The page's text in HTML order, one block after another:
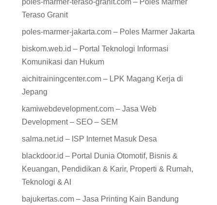
Teraso Granit
poles-marmer-jakarta.com – Poles Marmer Jakarta
biskom.web.id – Portal Teknologi Informasi
Komunikasi dan Hukum
aichitrainingcenter.com – LPK Magang Kerja di
Jepang
kamiwebdevelopment.com – Jasa Web
Development – SEO – SEM
salma.net.id – ISP Internet Masuk Desa
blackdoor.id – Portal Dunia Otomotif, Bisnis &
Keuangan, Pendidikan & Karir, Properti & Rumah,
Teknologi & AI
bajukertas.com – Jasa Printing Kain Bandung